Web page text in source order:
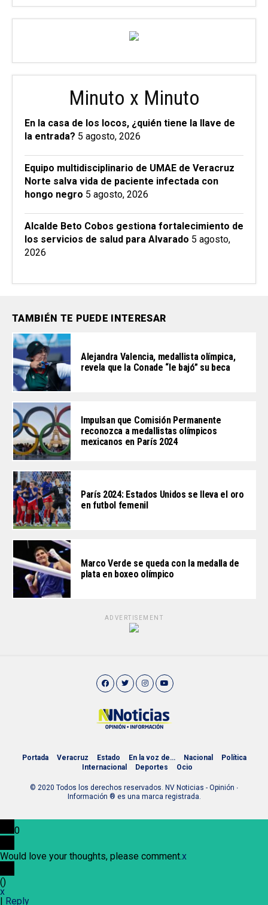
Minuto x Minuto
En la casa de los locos, ¿quién tiene la llave de
la entrada? 5 agosto, 2026
Equipo multidisciplinario de UMAE de Veracruz
Norte salva vida de paciente infectada con
hongo negro 5 agosto, 2026
Alcalde Beto Cobos gestiona fortalecimiento de
los servicios de salud para Alvarado 5 agosto,
2026
TAMBIÉN TE PUEDE INTERESAR
Alejandra Valencia, medallista olímpica,
revela que la Conade “le bajó” su beca
Impulsan que Comisión Permanente
reconozca a medallistas olímpicos
mexicanos en París 2024
París 2024: Estados Unidos se lleva el oro
en futbol femenil
Marco Verde se queda con la medalla de
plata en boxeo olímpico
ADVERTISEMENT
Portada Veracruz Estado En la voz de… Nacional
Política
Internacional
Deportes Ocio
© 2020 Todos los derechos reservados. NV Noticias - Opinión ∙
Información ® es una marca registrada.
0
Would love your thoughts, please comment.x
()
x
| Reply